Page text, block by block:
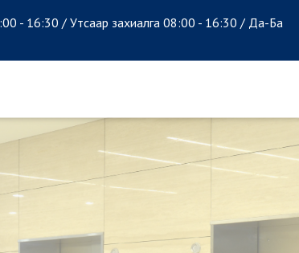
- 16:30 / Утсаар захиалга 08:00 - 16:30 / Да-Ба